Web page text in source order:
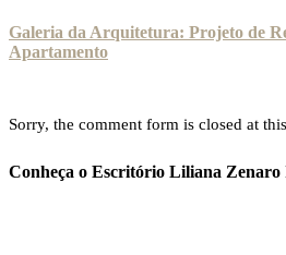
Galeria da Arquitetura: Projeto de
Apartamento
Sorry, the comment form is closed at
Conheça o Escritório Liliana Zenaro